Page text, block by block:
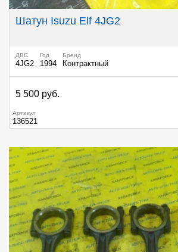
Шатун Isuzu Elf 4JG2
ДВС
4JG2
Год
1994
Бренд
Контрактный
5 500 руб.
Артикул
136521